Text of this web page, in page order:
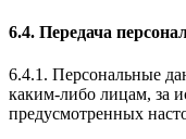
6.4. Передача
6.4.1. Персональные
каким-либо лицам, за
предусмотренных